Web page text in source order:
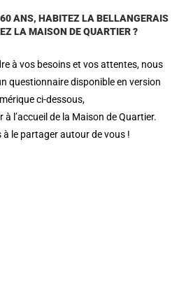
ANS, HABITEZ LA BELLANGERAIS
LA MAISON DE QUARTIER ?
à vos besoins et vos attentes, nous
questionnaire disponible en version
ci-dessous,
à l’accueil de la Maison de Quartier.
à le partager autour de vous !